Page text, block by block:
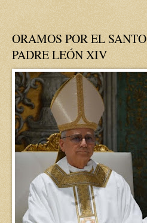
ORAMOS POR EL SANTO
PADRE LEÓN XIV